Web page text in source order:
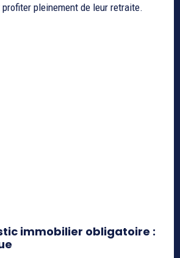
pleinement de leur retraite.
immobilier obligatoire :